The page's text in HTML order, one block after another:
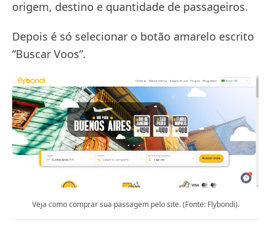
origem, destino e quantidade de passageiros.
Depois é só selecionar o botão amarelo escrito
“Buscar Voos”.
Veja como comprar sua passagem pelo site. (Fonte: Flybondi).